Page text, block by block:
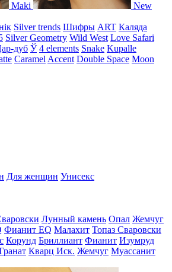
Maki
New
Silver trends Шифры ART Каляда
Silver Geometry Wild West Love Safari
дуб Ў 4 elements Snake Kupalle
Caramel Accent Double Space Moon
Для женщин Унисекс
Лунный камень Опал Жемчуг
Фианит EQ Малахит Топаз Сваровски
Корунд Бриллиант Фианит Изумруд
Кварц Иск. Жемчуг Муассанит